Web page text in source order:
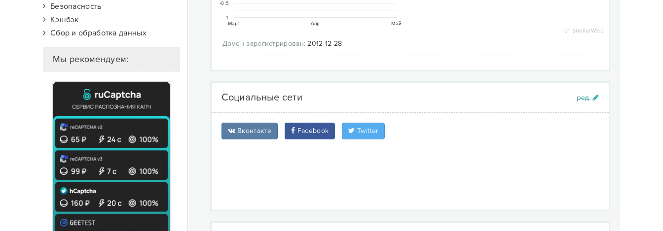
Безопасность
Кэшбэк
Сбор и обработка данных
Мы рекомендуем:
Март Апр Май
-1
-0.5
от SimilarWeb
Домен зарегистрирован: 2012-12-28
Социальные сети
Вконтакте Facebook Twitter